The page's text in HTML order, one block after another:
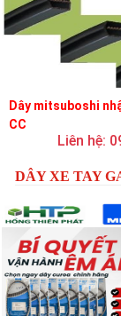
Dây mitsuboshi
CC
Liên hệ:
DÂY XE TAY